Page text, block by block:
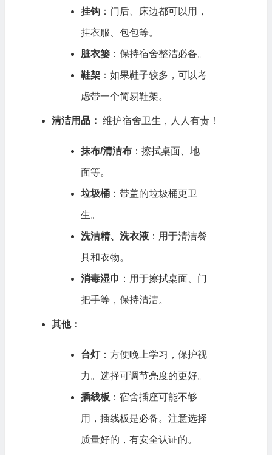
挂钩：门后、床边都可以用，
挂衣服、包包等。
脏衣篓：保持宿舍整洁必备。
鞋架：如果鞋子较多，可以考
虑带一个简易鞋架。
清洁用品： 维护宿舍卫生，人人有责！
抹布/清洁布：擦拭桌面、地
面等。
垃圾桶：带盖的垃圾桶更卫
生。
洗洁精、洗衣液：用于清洁餐
具和衣物。
消毒湿巾 ：用于擦拭桌面、门
把手等，保持清洁。
其他：
台灯：方便晚上学习，保护视
力。选择可调节亮度的更好。
插线板 ：宿舍插座可能不够
用，插线板是必备。注意选择
质量好的，有安全认证的。